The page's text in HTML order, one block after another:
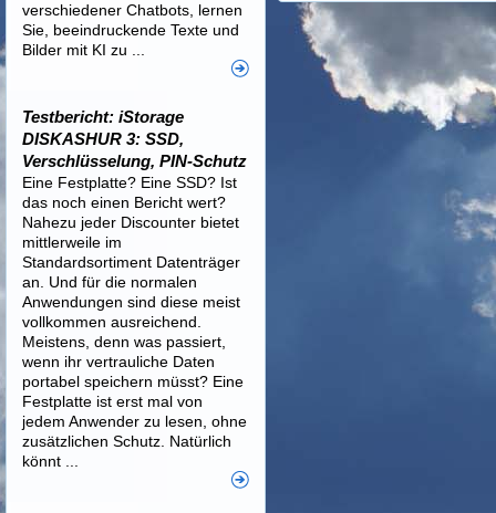
verschiedener Chatbots, lernen
Sie, beeindruckende Texte und
Bilder mit KI zu ...
Testbericht: iStorage
DISKASHUR 3: SSD,
Verschlüsselung, PIN-Schutz
Eine Festplatte? Eine SSD? Ist
das noch einen Bericht wert?
Nahezu jeder Discounter bietet
mittlerweile im
Standardsortiment Datenträger
an. Und für die normalen
Anwendungen sind diese meist
vollkommen ausreichend.
Meistens, denn was passiert,
wenn ihr vertrauliche Daten
portabel speichern müsst? Eine
Festplatte ist erst mal von
jedem Anwender zu lesen, ohne
zusätzlichen Schutz. Natürlich
könnt ...